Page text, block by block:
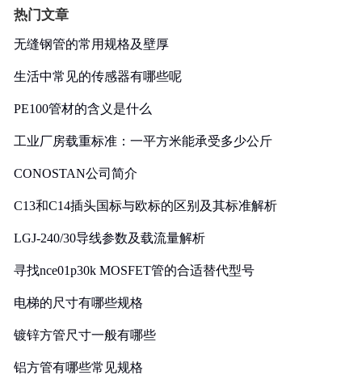
热门文章
无缝钢管的常用规格及壁厚
生活中常见的传感器有哪些呢
PE100管材的含义是什么
工业厂房载重标准：一平方米能承受多少公斤
CONOSTAN公司简介
C13和C14插头国标与欧标的区别及其标准解析
LGJ-240/30导线参数及载流量解析
寻找nce01p30k MOSFET管的合适替代型号
电梯的尺寸有哪些规格
镀锌方管尺寸一般有哪些
铝方管有哪些常见规格